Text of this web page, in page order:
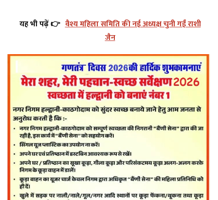
यह भी पढ़ें 👉 वैश्य महिला समिति की नई अध्यक्ष चुनी गईं राशी
जैन